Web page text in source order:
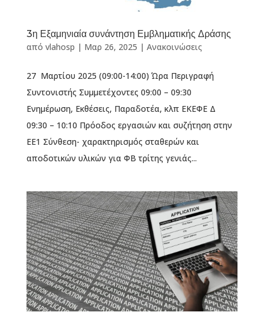
3η Εξαμηνιαία συνάντηση Εμβληματικής Δράσης
από vlahosp | Μαρ 26, 2025 | Ανακοινώσεις
27 Μαρτίου 2025 (09:00-14:00) Ώρα Περιγραφή
Συντονιστής Συμμετέχοντες 09:00 – 09:30
Ενημέρωση, Εκθέσεις, Παραδοτέα, κλπ ΕΚΕΦΕ Δ
09:30 – 10:10 Πρόοδος εργασιών και συζήτηση στην
ΕΕ1 Σύνθεση- χαρακτηρισμός σταθερών και
αποδοτικών υλικών για ΦΒ τρίτης γενιάς...